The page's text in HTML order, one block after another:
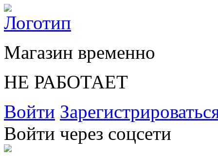
Магазин временно
НЕ РАБОТАЕТ
Войти
Войти через соцсети